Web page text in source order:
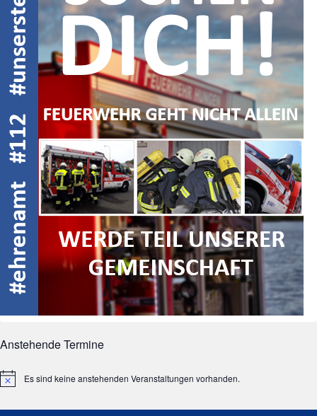
Anstehende Termine
HinweisEs sind keine anstehenden Veranstaltungen vorhanden.